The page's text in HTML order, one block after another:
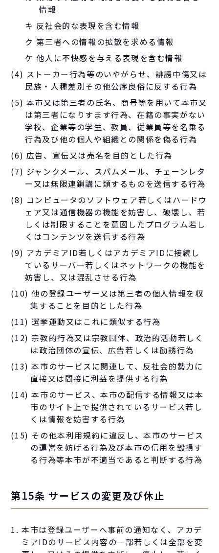
情報
キ 反社会的な表現を含む情報
ク 第三者への情報の拡散を求める情報
ケ 他人に不快感を与える表現を含む情報
(4) ストーカー行為等のいやがらせ、誹謗中傷又は
民族・人種差別その他公序良俗に反する行為
(5) 本市又は第三者の氏名、商号等を用いて本市又
は第三者になりすます行為、在籍の事実がない
学校、企業等の学生、教員、従業員等を名乗る
行為及び他の個人や組織との関係を偽る行為
(6) 広告、宣伝又は売名を目的とした行為
(7) ジャンクメール、スパムメール、チェーンレタ
ー又は無限連鎖講に類するものを送信する行為
(8) コンピュータのソフトウェア若しくはハードウ
ェア又は通信機器の機能を妨害し、破壊し、若
しくは制限することを意図したプログラム若し
くはコンテンツを送信する行為
(9) アカデミアID若しくはアカデミアIDに接続し
ているサーバー若しくはネットワークの機能を
妨害し、又は混乱させる行為
(10) 他の登録ユーザー又は第三者の個人情報を収
集することを目的とした行為
(11) 選挙運動又はこれに類似する行為
(12) 宗教的行為又は宗教団体、政治的活動若しく
は政治団体の宣伝、広告若しくは勧誘行為
(13) 本市のサービスに関連して、反社会的勢力に
直接又は間接に利益を提供する行為
(14) 本市のサービス、本市の配信する情報又は本
市のサイト上で提供されているサービス若し
くは情報を妨害する行為
(15) その他本利用規約に違反し、本市のサービス
の運営を妨げる行為及び本市の信用を毀損す
る行為等本市が不適当であると判断する行為
第15条 サービスの変更及び休止
本市は登録ユーザーへ事前の通知なく、アカデ
ミアIDのサービス内容の一部若しくは全部を変